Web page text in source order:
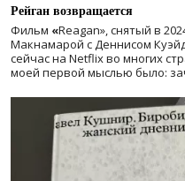
Рейган возвращается
Фильм «Reagan», снятый в
Макнамарой с Деннисом
сейчас на Netflix во многих
моей первой мыслью было: